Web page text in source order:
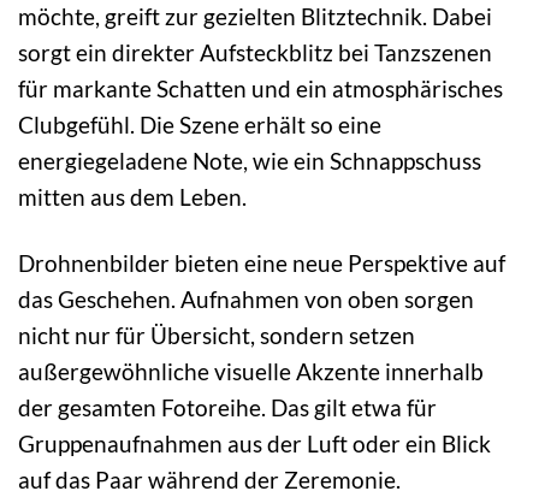
möchte, greift zur gezielten Blitztechnik. Dabei
sorgt ein direkter Aufsteckblitz bei Tanzszenen
für markante Schatten und ein atmosphärisches
Clubgefühl. Die Szene erhält so eine
energiegeladene Note, wie ein Schnappschuss
mitten aus dem Leben.
Drohnenbilder bieten eine neue Perspektive auf
das Geschehen. Aufnahmen von oben sorgen
nicht nur für Übersicht, sondern setzen
außergewöhnliche visuelle Akzente innerhalb
der gesamten Fotoreihe. Das gilt etwa für
Gruppenaufnahmen aus der Luft oder ein Blick
auf das Paar während der Zeremonie.